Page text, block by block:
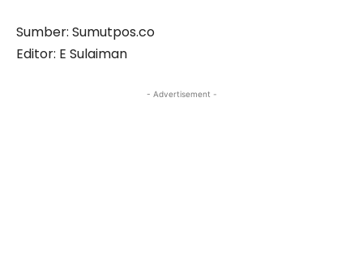
Sumber: Sumutpos.co
Editor: E Sulaiman
- Advertisement -